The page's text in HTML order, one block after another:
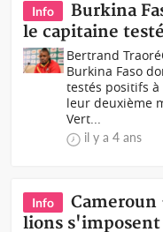
Info
Burkina
le capitaine
Bertrand
Burkina Faso
testés positifs à
leur deuxième
Vert...
il y a 4 ans
Info
Cameroun
lions